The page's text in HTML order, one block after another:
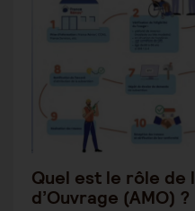
Quel est le rôle de l
d’Ouvrage (AMO) ?